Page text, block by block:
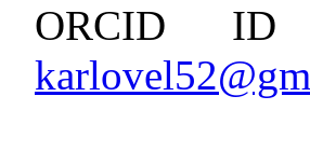
ORCID